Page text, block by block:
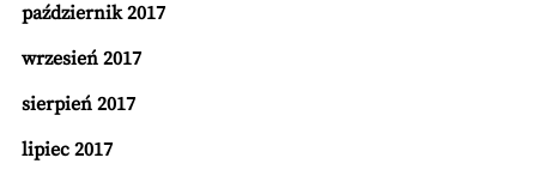
październik 2017
wrzesień 2017
sierpień 2017
lipiec 2017